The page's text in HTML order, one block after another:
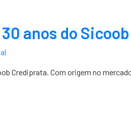
anos do
Crediprata. Com origem no